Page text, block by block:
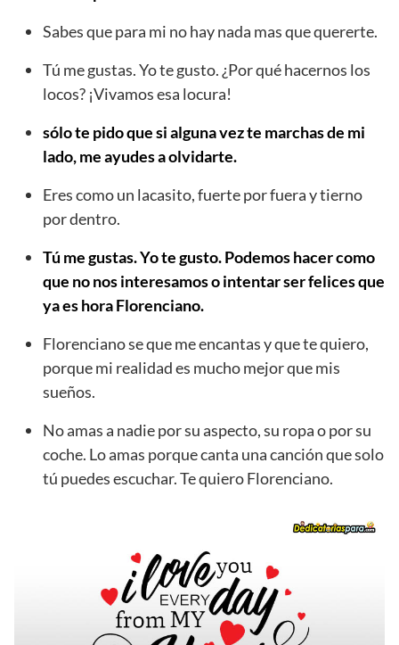
Sabes que para mi no hay nada mas que quererte.
Tú me gustas. Yo te gusto. ¿Por qué hacernos los
locos? ¡Vivamos esa locura!
sólo te pido que si alguna vez te marchas de mi
lado, me ayudes a olvidarte.
Eres como un lacasito, fuerte por fuera y tierno
por dentro.
Tú me gustas. Yo te gusto. Podemos hacer como
que no nos interesamos o intentar ser felices que
ya es hora Florenciano.
Florenciano se que me encantas y que te quiero,
porque mi realidad es mucho mejor que mis
sueños.
No amas a nadie por su aspecto, su ropa o por su
coche. Lo amas porque canta una canción que solo
tú puedes escuchar. Te quiero Florenciano.